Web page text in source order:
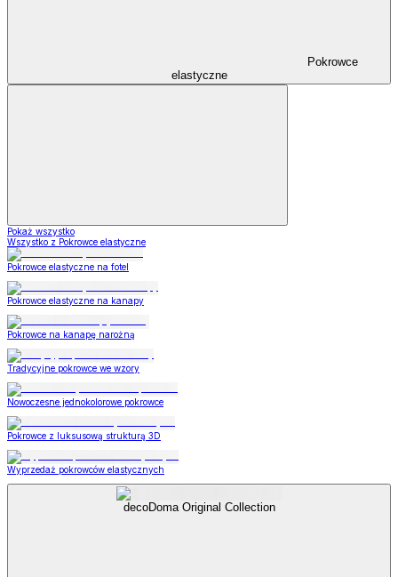
Pokrowce
elastyczne
Pokaż wszystko
Wszystko z Pokrowce elastyczne
Pokrowce elastyczne na fotel
Pokrowce elastyczne na kanapy
Pokrowce na kanapę narożną
Tradycyjne pokrowce we wzory
Nowoczesne jednokolorowe pokrowce
Pokrowce z luksusową strukturą 3D
Wyprzedaż pokrowców elastycznych
decoDoma Original Collection